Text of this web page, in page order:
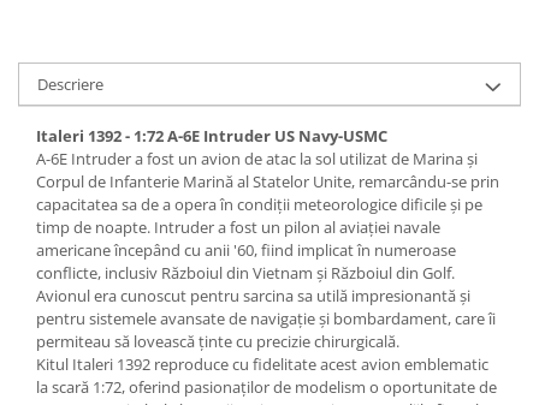
AERO
Culori auto
TAMIYA
Diluanti si auxiliare Tamiya
Vopsea acrilica Tamiya
Spray Vopsea Tamiya
Markere Vopsea Tamiya
Vallejo
Seturi de vopsele Vallejo
Descriere
Italeri 1392 - 1:72 A-6E Intruder US Navy-USMC
A-6E Intruder a fost un avion de atac la sol utilizat de Marina și
Corpul de Infanterie Marină al Statelor Unite, remarcându-se prin
capacitatea sa de a opera în condiții meteorologice dificile și pe
timp de noapte. Intruder a fost un pilon al aviației navale
americane începând cu anii '60, fiind implicat în numeroase
conflicte, inclusiv Războiul din Vietnam și Războiul din Golf.
Avionul era cunoscut pentru sarcina sa utilă impresionantă și
pentru sistemele avansate de navigație și bombardament, care îi
permiteau să lovească ținte cu precizie chirurgicală.
Kitul Italeri 1392 reproduce cu fidelitate acest avion emblematic
la scară 1:72, oferind pasionaților de modelism o oportunitate de